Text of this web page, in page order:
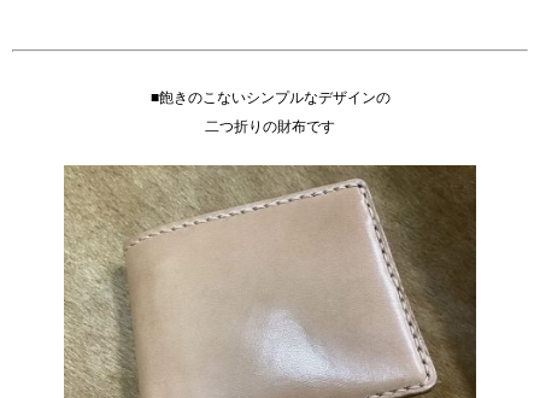
■飽きのこないシンプルなデザインの
二つ折りの財布です